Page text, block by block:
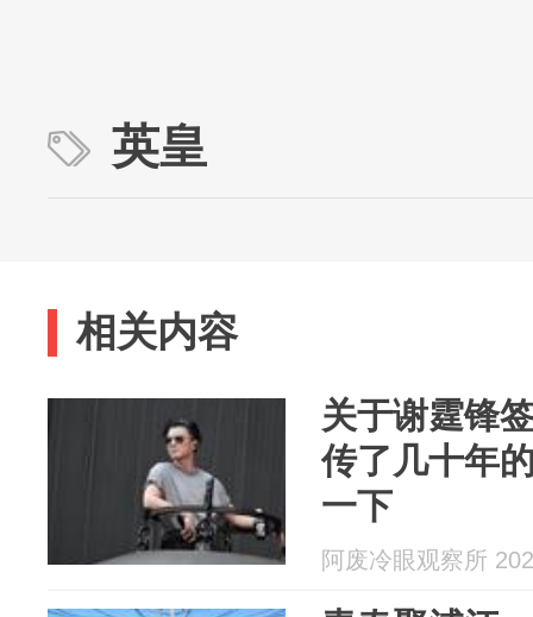
英皇
相关内容
关于谢霆锋
传了几十年
一下
阿废冷眼观察所